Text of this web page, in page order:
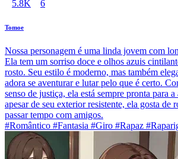
5.8K 6
Tomoe
Nossa personagem é uma linda jovem com
Ela tem um sorriso doce e olhos azuis
rosto. Seu estilo é moderno, mas também
adora se aventurar e lutar pelo que é certo.
senso de justiça, ela está sempre pronta para
apesar de seu exterior resistente, ela gosta de
passar tempo com amigos.
#Romântico #Fantasia #Giro #Rapaz